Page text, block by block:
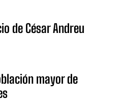
de César Andreu
mayor de